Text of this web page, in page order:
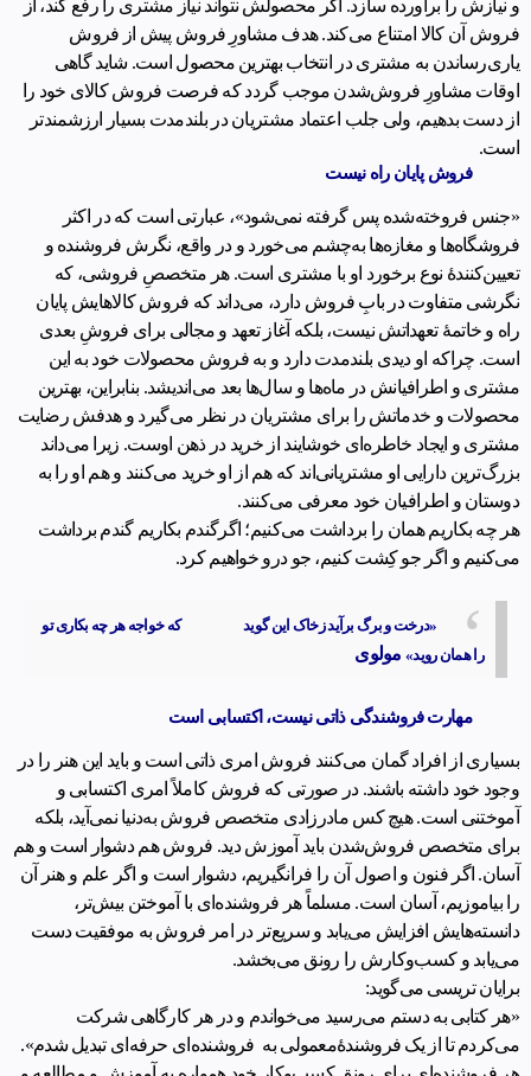
و نیازش را برآورده سازد. اگر محصولش نتواند نیاز مشتری را رفع کند، از
فروش آن کالا امتناع می‌کند. هدف مشاورِ فروش پیش از فروش
یاری‌رساندن به مشتری در انتخاب بهترین محصول است. شاید گاهی
اوقات مشاورِ فروش‌شدن موجب ‌گردد که فرصت فروش کالای خود را
از دست بدهیم، ولی جلب اعتماد مشتریان در بلندمدت بسیار ارزشمندتر
است.
فروش پایان راه نیست
«جنس فروخته‌شده پس گرفته نمی‌شود»، عبارتی است که در اکثر
فروشگاه‌ها و مغازه‌ها به‌چشم می‌خورد و در واقع، نگرش فروشنده و
تعیین‌کنندۀ نوع برخورد او با مشتری است. هر متخصصِ فروشی، که
نگرشی متفاوت در بابِ فروش دارد، می‌داند که فروش کالاهایش پایان
راه و خاتمۀ تعهداتش نیست، بلکه آغاز تعهد و مجالی برای فروشِ بعدی
است. چراکه او دیدی بلندمدت دارد و به فروش محصولات خود به این
مشتری و اطرافیانش در ماه‌ها و سال‌ها بعد می‌اندیشد. بنابراین، بهترین
محصولات و خدماتش را برای مشتریان در نظر می‌گیرد و هدفش رضایت
مشتری و ایجاد خاطره‌ای خوشایند از خرید در ذهن اوست. زیرا می‌داند
بزرگ‌ترین دارایی او مشتریانی‌اند که هم از او خرید می‌کنند و هم او را به
دوستان و اطرافیان خود معرفی می‌کنند.
هر چه بکاریم همان را برداشت می‌کنیم؛ اگرگندم بکاریم گندم برداشت
می‌کنیم و اگر جو کِشت کنیم، جو درو خواهیم کرد.
«درخت و برگ برآید زخاک این گوید که خواجه هر چه بکاری تو
را همان روید» مولوی
مهارت فروشندگی ذاتی نیست، اکتسابی است
بسیاری از افراد گمان می‌کنند فروش امری ذاتی است و باید این هنر را در
وجود خود داشته باشند. در صورتی که فروش کاملاً امری اکتسابی و
آموختنی است. هیچ کس مادرزادی متخصص فروش به‌دنیا نمی‌آید، بلکه
برای متخصص فروش‌شدن باید آموزش دید. فروش هم دشوار است و هم
آسان. اگر فنون و اصول آن را فرانگیریم، دشوار است و اگر علم و هنر آن
را بیاموزیم، آسان است. مسلماً هر فروشنده‌ای با آموختن بیش‌تر،
دانسته‌هایش افزایش می‌یابد و سریع‌تر در امر فروش به موفقیت دست
می‌یابد و کسب‌وکارش را رونق می‌بخشد.
برایان تریسی می‌گوید:
«هر کتابی به دستم می‌رسید می‌خواندم و در هر کارگاهی شرکت
می‌کردم تا از یک فروشندۀمعمولی به فروشنده‌ای حرفه‌ای تبدیل شدم».